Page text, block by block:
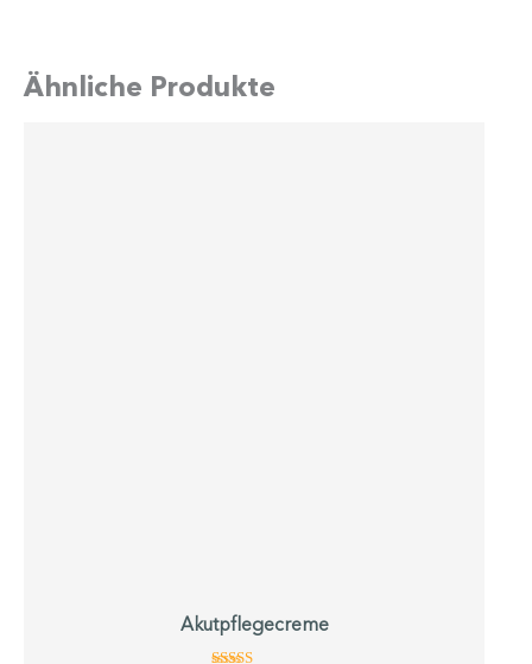
Ähnliche Produkte
Akutpflegecreme